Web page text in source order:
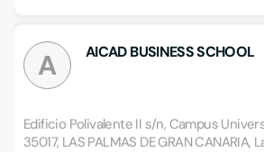
A AICAD BUSINESS SCHOOL
Edificio Polivalente II s/n, Campus
35017, LAS PALMAS DE GRAN CANARIA,